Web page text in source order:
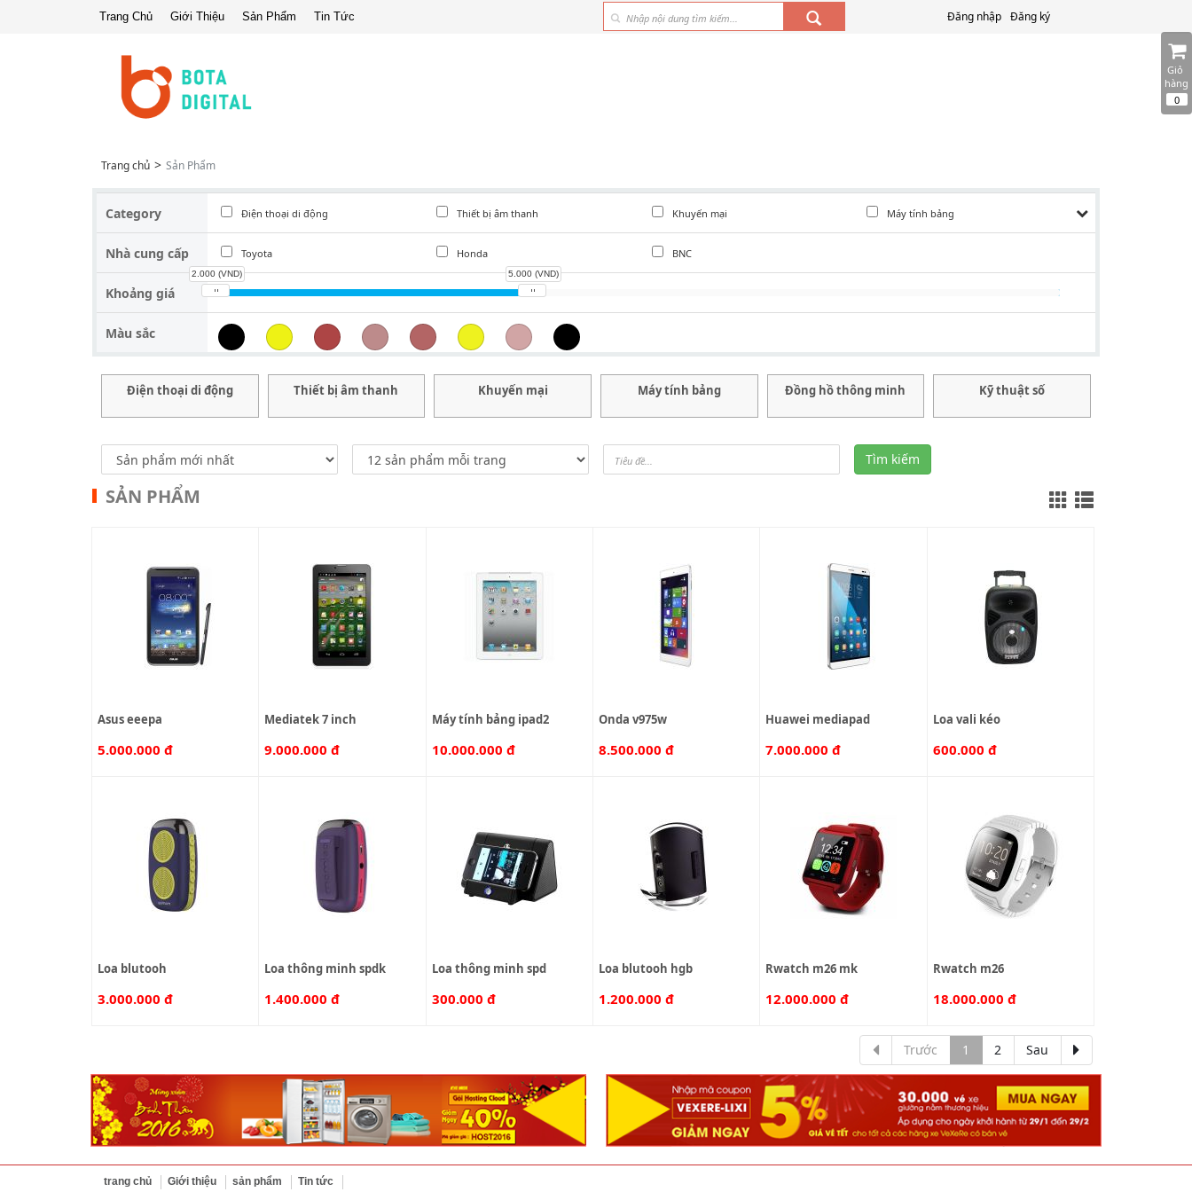
Trang Chủ Giới Thiệu Sản Phẩm Tin Tức Đăng nhập Đăng ký
Trang chủ Sản Phẩm
Category Điện thoại di động Thiết bị âm thanh Khuyến mại Máy tính bảng
Nhà cung cấp Toyota Honda BNC
Khoảng giá
2.000 (VND) 5.000 (VND)
Màu sắc
Điện thoại di động Thiết bị âm thanh Khuyến mại Máy tính bảng Đồng hồ thông minh Kỹ thuật số
Tìm kiếm
SẢN PHẨM
asus eeepa
5.000.000 đ
mediatek 7 inch
9.000.000 đ
máy tính bảng ipad2
10.000.000 đ
onda v975w
8.500.000 đ
huawei mediapad
7.000.000 đ
loa vali kéo
600.000 đ
loa blutooh
3.000.000 đ
loa thông minh spdk
1.400.000 đ
loa thông minh spd
300.000 đ
loa blutooh hgb
1.200.000 đ
rwatch m26 mk
12.000.000 đ
rwatch m26
18.000.000 đ
Trước 1 2 Sau
trang chủ Giới thiệu sản phẩm Tin tức
Giỏ
hàng
0